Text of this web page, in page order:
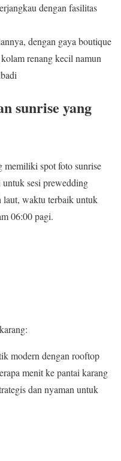
dengan fasilitas
dengan gaya boutique
renang kecil namun
sunrise yang
memiliki spot foto sunrise
sesi prewedding
laut, waktu terbaik untuk
06:00 pagi.
modern dengan rooftop
menit ke pantai karang
dan nyaman untuk